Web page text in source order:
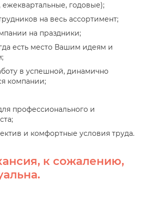
годовые);
на весь ассортимент;
на праздники;
есть место Вашим идеям и
в успешной, динамично
компании;
профессионального и
и комфортные условия труда.
к сожалению,